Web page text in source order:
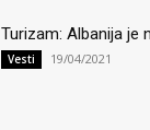
Turizam: Albanija je
Vesti 19/04/2021